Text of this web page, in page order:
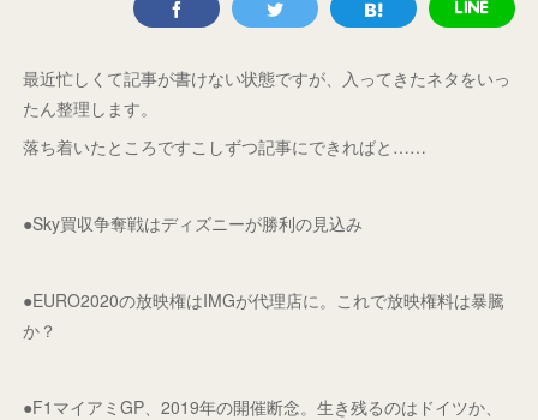
最近忙しくて記事が書けない状態ですが、入ってきたネタをいっ
たん整理します。
落ち着いたところですこしずつ記事にできればと……
●Sky買収争奪戦はディズニーが勝利の見込み
●EURO2020の放映権はIMGが代理店に。これで放映権料は暴騰
か？
●F1マイアミGP、2019年の開催断念。生き残るのはドイツか、